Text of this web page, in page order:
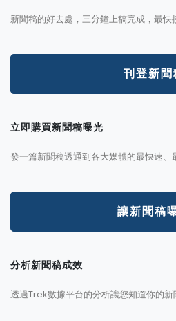
新聞稿的好去處，三分鐘上稿完成，最快
刊登新聞
立即購買新聞稿曝光
發一篇新聞稿透通到各大媒體的最快速、
讓新聞稿
分析新聞稿成效
透過Trek數據平台的分析讓您知道你的新